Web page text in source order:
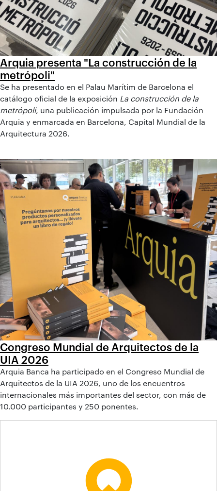
Arquia presenta "La construcción de la
metrópoli"
Se ha presentado en el Palau Marítim de Barcelona el
catálogo oficial de la exposición La construcción de la
metrópoli, una publicación impulsada por la Fundación
Arquia y enmarcada en Barcelona, Capital Mundial de la
Arquitectura 2026.
Congreso Mundial de Arquitectos de la
UIA 2026
Arquia Banca ha participado en el Congreso Mundial de
Arquitectos de la UIA 2026, uno de los encuentros
internacionales más importantes del sector, con más de
10.000 participantes y 250 ponentes.